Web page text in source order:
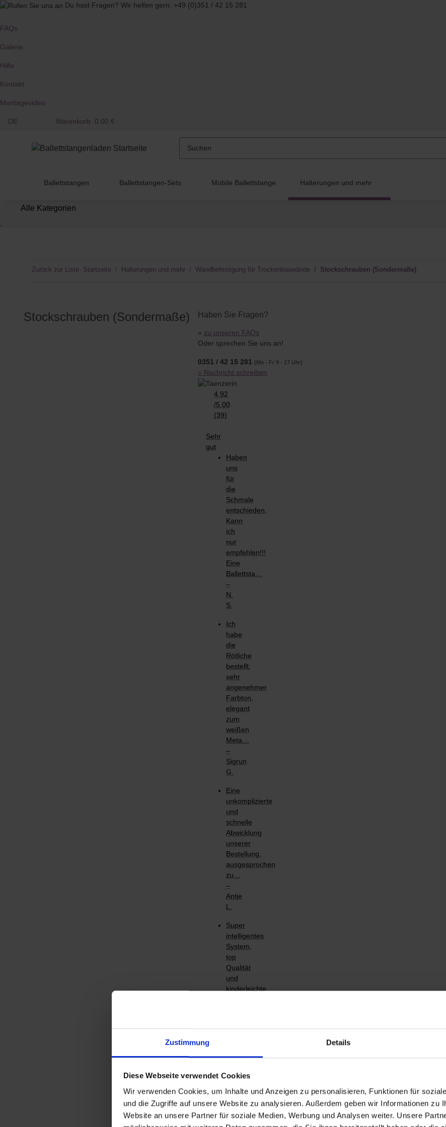
Zustimmung Details
Diese Webseite verwendet Cookies
Wir verwenden Cookies, um Inhalte und Anzeigen zu personalisieren, Funktionen für
und die Zugriffe auf unsere Website zu analysieren. Außerdem geben wir Informationen zu
Website an unsere Partner für soziale Medien, Werbung und Analysen weiter. Unsere
Du hast Fragen? Wir helfen gern: +49 (0)351 / 42 15 281
FAQs
Galerie
Hilfe
Kontakt
Montagevideo
DE Warenkorb 0,00 €
Ballettstangen Ballettstangen-Sets Mobile Ballettstange Halterungen und mehr
Alle Kategorien
Zurück zur Liste Startseite Halterungen und mehr Wandbefestigung für Trockenbauwände Stockschrauben (Sondermaße)
Stockschrauben (Sondermaße) Haben Sie Fragen?
» zu unseren FAQs
Oder sprechen Sie uns an!
0351 / 42 15 281 (Mo - Fr 9 - 17 Uhr)
» Nachricht schreiben
4.92
/5.00
(39)
Sehr
gut
Haben
uns
für
die
Schmale
entschieden.
Kann
ich
nur
empfehlen!!!
Eine
Ballettsta…
–
N.
S.
Ich
habe
die
Rötliche
bestellt:
sehr
angenehmer
Farbton,
elegant
zum
weißen
Meta…
–
Sigrun
G.
Eine
unkomplizierte
und
schnelle
Abwicklung
unserer
Bestellung,
ausgesprochen
zu…
–
Antje
L.
Super
intelligentes
System,
top
Qualität
und
kinderleichte
…
Ich
bin
vollkommen
zufrieden
!